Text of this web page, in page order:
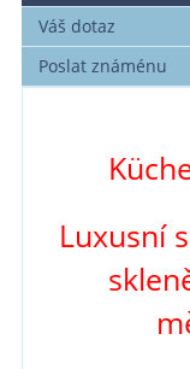
Váš dotaz
Poslat známénu
Luxusní